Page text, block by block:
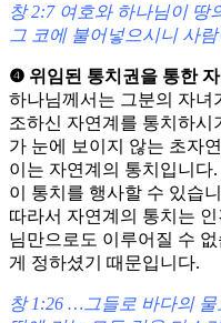
창 2:7 여호와 하나님이 땅
그 코에 불어넣으시니 사
❹ 위임된 통치권을 통한 자
하나님께서는 그분의 자녀
조하신 자연계를 통치하시
가 눈에 보이지 않는 초자
이는 자연계의 통치입니다
이 통치를 행사할 수 있습
따라서 자연계의 통치는
님만으로도 이루어질 수
게 정하셨기 때문입니다.
창 1:26 …그들로 바다의